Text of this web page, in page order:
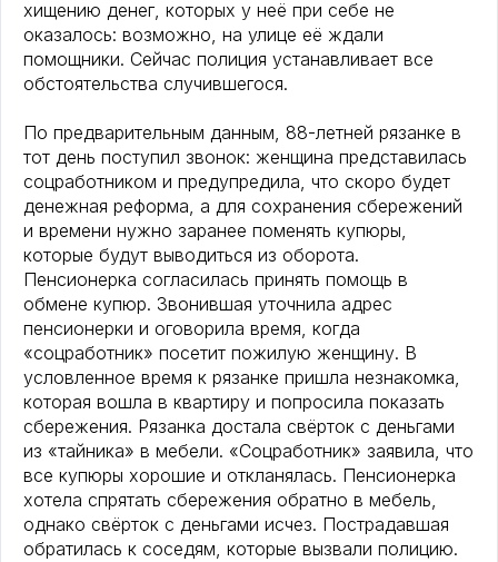
хищению денег, которых у неё при себе не
оказалось: возможно, на улице её ждали
помощники. Сейчас полиция устанавливает все
обстоятельства случившегося.
По предварительным данным, 88-летней рязанке в
тот день поступил звонок: женщина представилась
соцработником и предупредила, что скоро будет
денежная реформа, а для сохранения сбережений
и времени нужно заранее поменять купюры,
которые будут выводиться из оборота.
Пенсионерка согласилась принять помощь в
обмене купюр. Звонившая уточнила адрес
пенсионерки и оговорила время, когда
«соцработник» посетит пожилую женщину. В
условленное время к рязанке пришла незнакомка,
которая вошла в квартиру и попросила показать
сбережения. Рязанка достала свёрток с деньгами
из «тайника» в мебели. «Соцработник» заявила, что
все купюры хорошие и откланялась. Пенсионерка
хотела спрятать сбережения обратно в мебель,
однако свёрток с деньгами исчез. Пострадавшая
обратилась к соседям, которые вызвали полицию.